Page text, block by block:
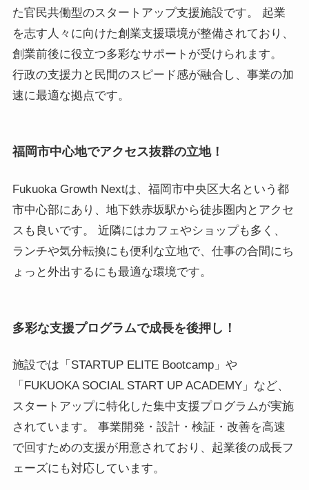
た官民共働型のスタートアップ支援施設です。 起業
を志す人々に向けた創業支援環境が整備されており、
創業前後に役立つ多彩なサポートが受けられます。
行政の支援力と民間のスピード感が融合し、事業の加
速に最適な拠点です。
福岡市中心地でアクセス抜群の立地！
Fukuoka Growth Nextは、福岡市中央区大名という都
市中心部にあり、地下鉄赤坂駅から徒歩圏内とアクセ
スも良いです。 近隣にはカフェやショップも多く、
ランチや気分転換にも便利な立地で、仕事の合間にち
ょっと外出するにも最適な環境です。
多彩な支援プログラムで成長を後押し！
施設では「STARTUP ELITE Bootcamp」や
「FUKUOKA SOCIAL START UP ACADEMY」など、
スタートアップに特化した集中支援プログラムが実施
されています。 事業開発・設計・検証・改善を高速
で回すための支援が用意されており、起業後の成長フ
ェーズにも対応しています。